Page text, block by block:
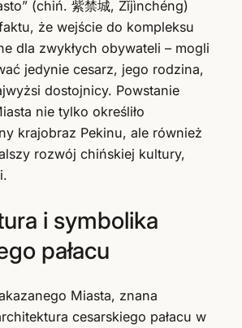
(chiń. 紫禁城, Zǐjìnchéng)
że wejście do kompleksu
dla zwykłych obywateli – mogli
jedynie cesarz, jego rodzina,
dostojnicy. Powstanie
nie tylko określiło
krajobraz Pekinu, ale również
rozwój chińskiej kultury,
i symbolika
pałacu
Miasta, znana
cesarskiego pałacu w